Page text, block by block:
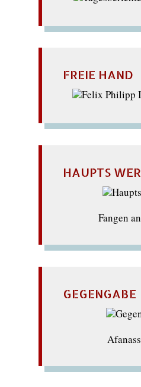
FREIE HAND
HAUPTS
Fangen
GEGENGABE